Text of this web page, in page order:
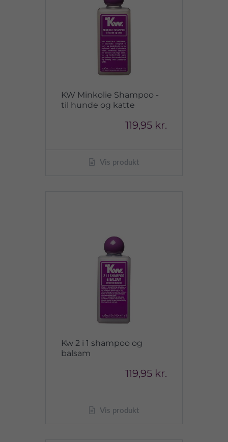
KW Minkolie Shampoo -
til hunde og katte
119,95 kr.
Vis produkt
Kw 2 i 1 shampoo og
balsam
119,95 kr.
Vis produkt